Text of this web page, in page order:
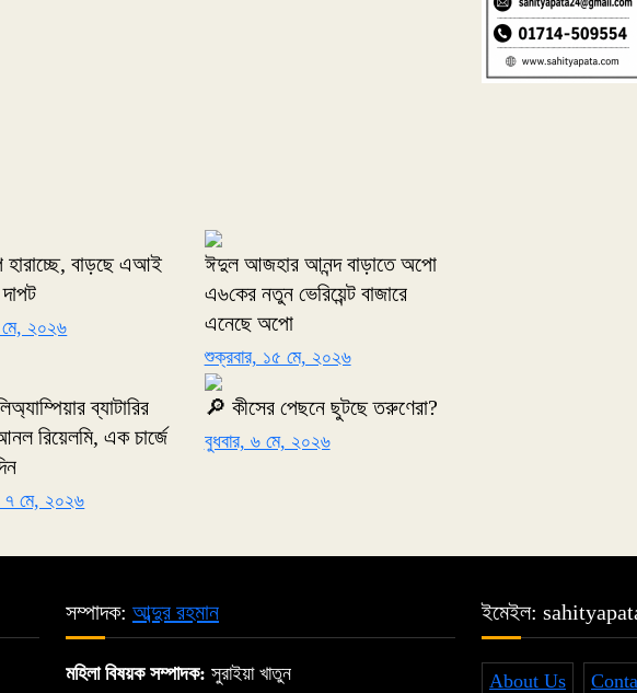
হারাচ্ছে, বাড়ছে এআই
মে, ২০২৬
ঈদুল আজহার আনন্দ বাড়াতে অপো
এ৬কের নতুন ভেরিয়েন্ট বাজারে
এনেছে অপো
শুক্রবার, ১৫ মে, ২০২৬
ব্যাটারির
রিয়েলমি, এক চার্জে
৭ মে, ২০২৬
🔎 কীসের পেছনে ছুটছে তরুণেরা?
বুধবার, ৬ মে, ২০২৬
সম্পাদক: আব্দুর রহমান
মহিলা বিষয়ক সম্পাদক: সুরাইয়া খাতুন
ইমেইল:
About Us